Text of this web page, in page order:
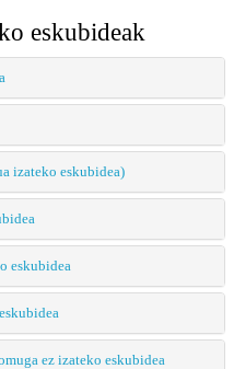
eskubideak
izateko eskubidea)
eskubidea
ez izateko eskubidea